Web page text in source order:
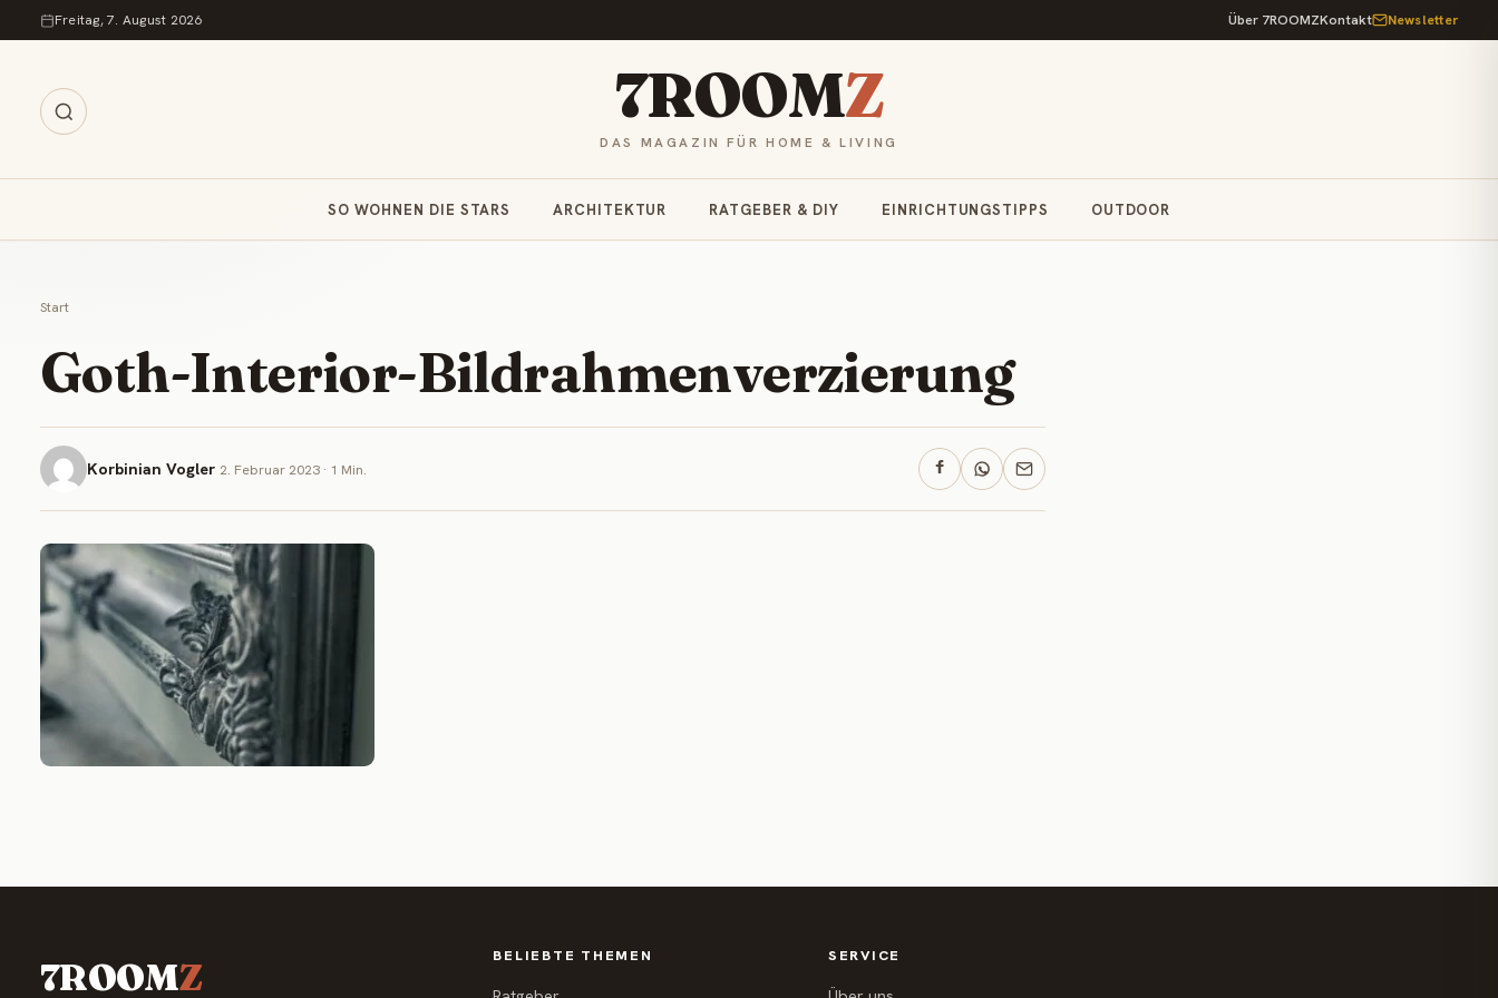
Zum Inhalt springen
Freitag, 7. August 2026 Über 7ROOMZKontakt Newsletter
7ROOMZ
DAS MAGAZIN FÜR HOME & LIVING
SO WOHNEN DIE STARS ARCHITEKTUR RATGEBER & DIY EINRICHTUNGSTIPPS OUTDOOR
Start
Goth-Interior-Bildrahmenverzierung
Korbinian Vogler 2. Februar 2023 · 1 Min.
7ROOMZ BELIEBTE THEMEN SERVICE